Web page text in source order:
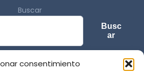
consentimiento
Buscar
Busc
ar